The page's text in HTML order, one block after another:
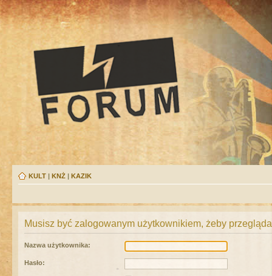
KULT | KNŻ | KAZIK
Musisz być zalogowanym użytkownikiem, żeby
Nazwa użytkownika:
Hasło: